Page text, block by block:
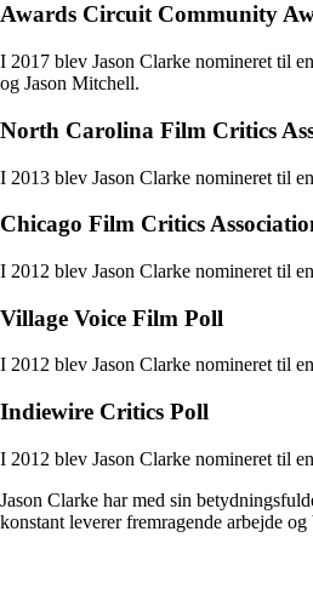
Awards Circuit Community
I 2017 blev Jason Clarke nomineret til
og Jason Mitchell.
North Carolina Film Critics
I 2013 blev Jason Clarke nomineret til
Chicago Film Critics
I 2012 blev Jason Clarke nomineret til
Village Voice Film Poll
I 2012 blev Jason Clarke nomineret til
Indiewire Critics Poll
I 2012 blev Jason Clarke nomineret til
Jason Clarke har med sin
konstant leverer fremragende arbejde